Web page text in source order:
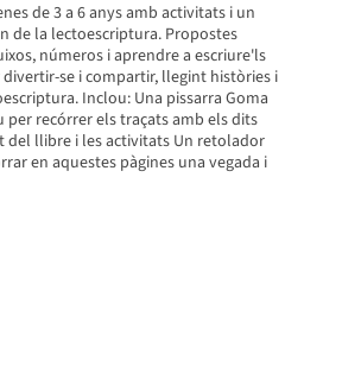
de 3 a 6 anys amb activitats i un
de la lectoescriptura. Propostes
números i aprendre a escriure'ls
se i compartir, llegint històries i
Inclou: Una pissarra Goma
recórrer els traçats amb els dits
del llibre i les activitats Un retolador
en aquestes pàgines una vegada i